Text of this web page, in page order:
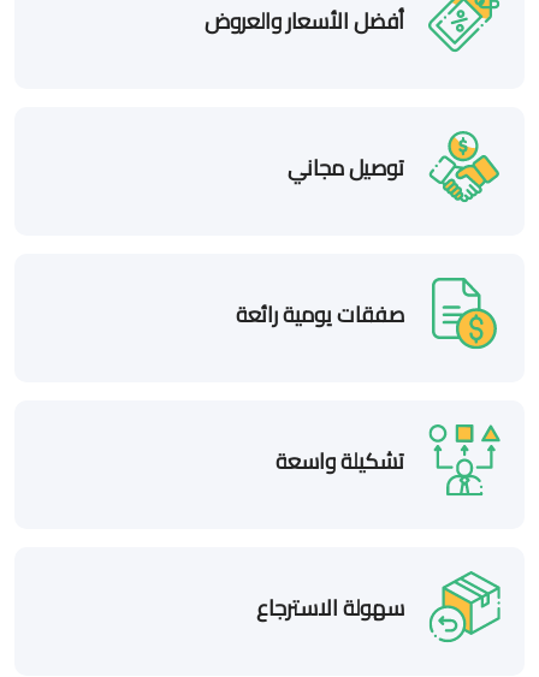
أفضل الأسعار والعروض
توصيل مجاني
صفقات يومية رائعة
تشكيلة واسعة
سهولة الاسترجاع